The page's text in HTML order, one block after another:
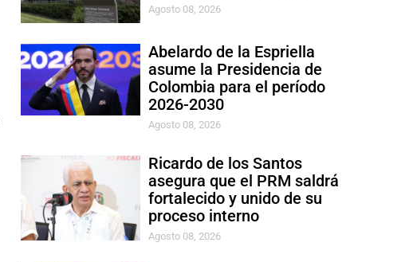
Agosto 08, 2026
Abelardo de la Espriella
asume la Presidencia de
Colombia para el período
2026-2030
Agosto 08, 2026
Ricardo de los Santos
asegura que el PRM saldrá
fortalecido y unido de su
proceso interno
Agosto 08, 2026